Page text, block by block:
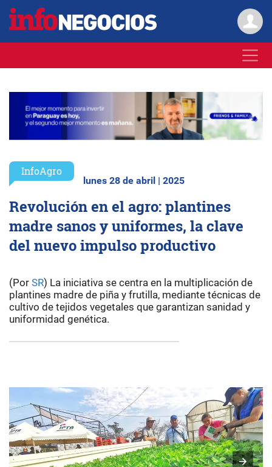
InfoAgro
lunes 28 de abril | 2025
Revolución en el agro: plantines
madre sanos y uniformes, la clave
del nuevo impulso productivo
(Por SR) La iniciativa se centra en la multiplicación de
plantines madre de piña y frutilla, mediante técnicas de
cultivo de tejidos vegetales que garantizan sanidad y
uniformidad genética.